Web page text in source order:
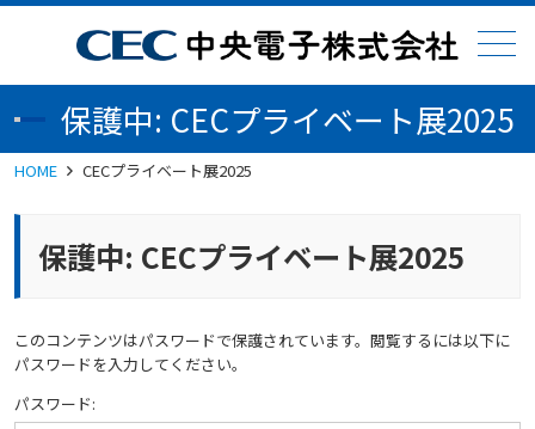
メニュー
保護中: CECプライベート展2025
HOME CECプライベート展2025
保護中: CECプライベート展2025
このコンテンツはパスワードで保護されています。閲覧するには以下に
パスワードを入力してください。
パスワード: